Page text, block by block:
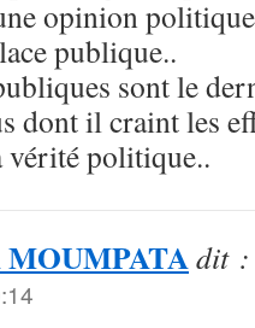
opinion
publique..
sont le
dont il craint les
vérité politique..
dit :